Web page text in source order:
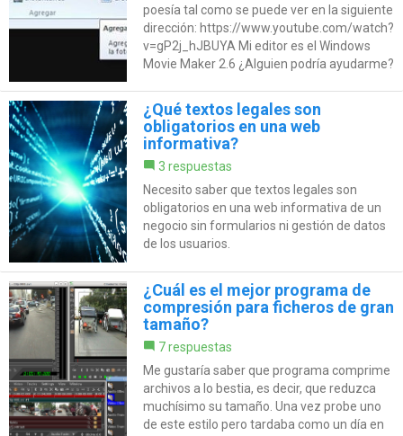
poesía tal como se puede ver en la siguiente
dirección: https://www.youtube.com/watch?
v=gP2j_hJBUYA Mi editor es el Windows
Movie Maker 2.6 ¿Alguien podría ayudarme?
¿Qué textos legales son
obligatorios en una web
informativa?
3 respuestas
Necesito saber que textos legales son
obligatorios en una web informativa de un
negocio sin formularios ni gestión de datos
de los usuarios.
¿Cuál es el mejor programa de
compresión para ficheros de gran
tamaño?
7 respuestas
Me gustaría saber que programa comprime
archivos a lo bestia, es decir, que reduzca
muchísimo su tamaño. Una vez probe uno
de este estilo pero tardaba como un día en